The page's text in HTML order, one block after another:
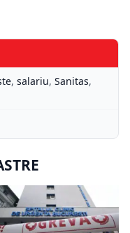
, salariu, Sanitas,